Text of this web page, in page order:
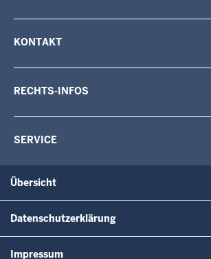
KONTAKT
RECHTS-INFOS
SERVICE
Übersicht
Datenschutzerklärung
Impressum